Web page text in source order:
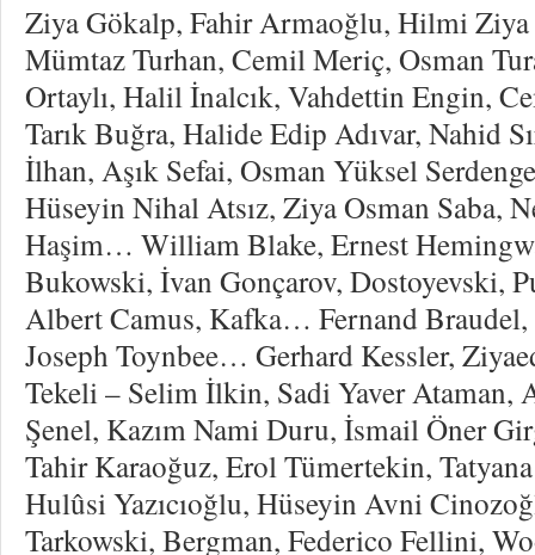
Ziya Gökalp, Fahir Armaoğlu, Hilmi
Mümtaz Turhan, Cemil Meriç, Osman
Ortaylı, Halil İnalcık, Vahdettin Engin,
Tarık Buğra, Halide Edip Adıvar, Nahid
İlhan, Aşık Sefai, Osman Yüksel
Hüseyin Nihal Atsız, Ziya Osman Saba,
Haşim… William Blake, Ernest
Bukowski, İvan Gonçarov, Dostoyevski,
Albert Camus, Kafka… Fernand
Joseph Toynbee… Gerhard Kessler,
Tekeli – Selim İlkin, Sadi Yaver Ataman,
Şenel, Kazım Nami Duru, İsmail Öner
Tahir Karaoğuz, Erol Tümertekin,
Hulûsi Yazıcıoğlu, Hüseyin Avni
Tarkowski, Bergman, Federico Fellini,